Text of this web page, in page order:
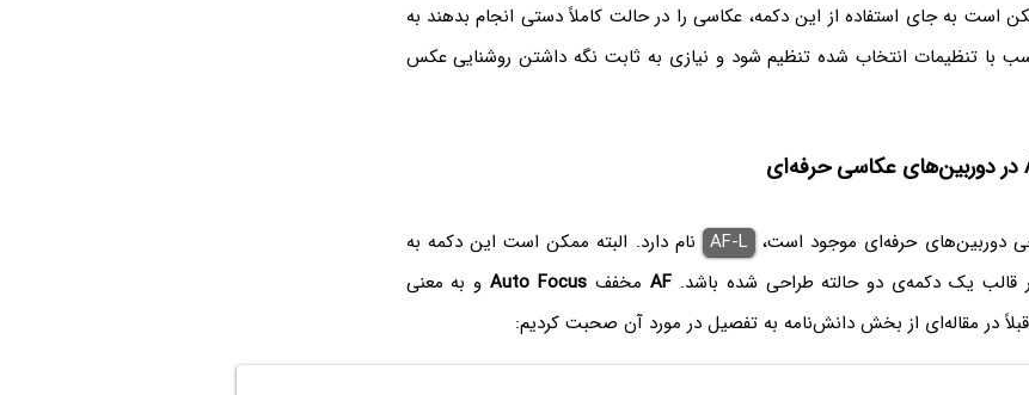
است به جای استفاده از این دکمه، عکاسی را در حالت کاملاً دستی انجام بدهند به
با تنظیمات انتخاب شده تنظیم شود و نیازی به ثابت نگه داشتن روشنایی عکس
دوربین‌های حرفه‌ای موجود است، AF-L نام دارد. البته ممکن است این دکمه به
قالب یک دکمه‌ی دو حالته طراحی شده باشد.AF مخفف Auto Focusو به معنی
در مقاله‌ای از بخش دانش‌نامه به تفصیل در مورد آن صحبت کردیم: